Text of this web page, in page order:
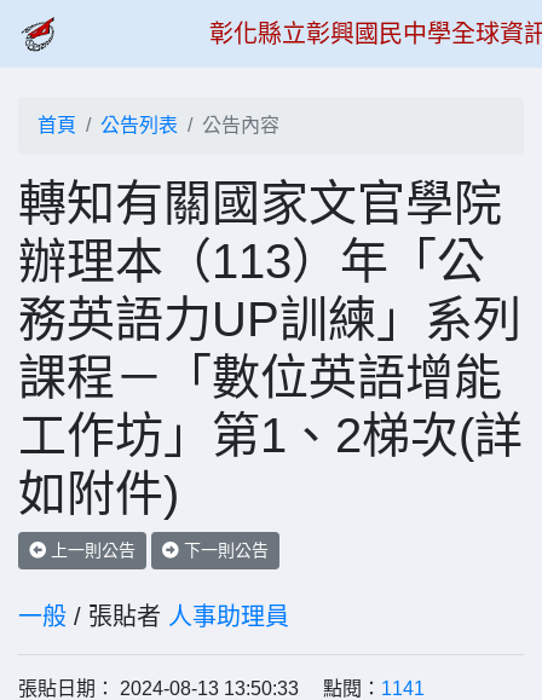
彰化縣立彰興國民中學全球資
首頁 公告列表 公告內容
轉知有關國家文官學院
辦理本（113）年「公
務英語力UP訓練」系列
課程－「數位英語增能
工作坊」第1、2梯次(詳
如附件)
上一則公告 下一則公告
一般 / 張貼者 人事助理員
張貼日期： 2024-08-13 13:50:33 點閱： 1141